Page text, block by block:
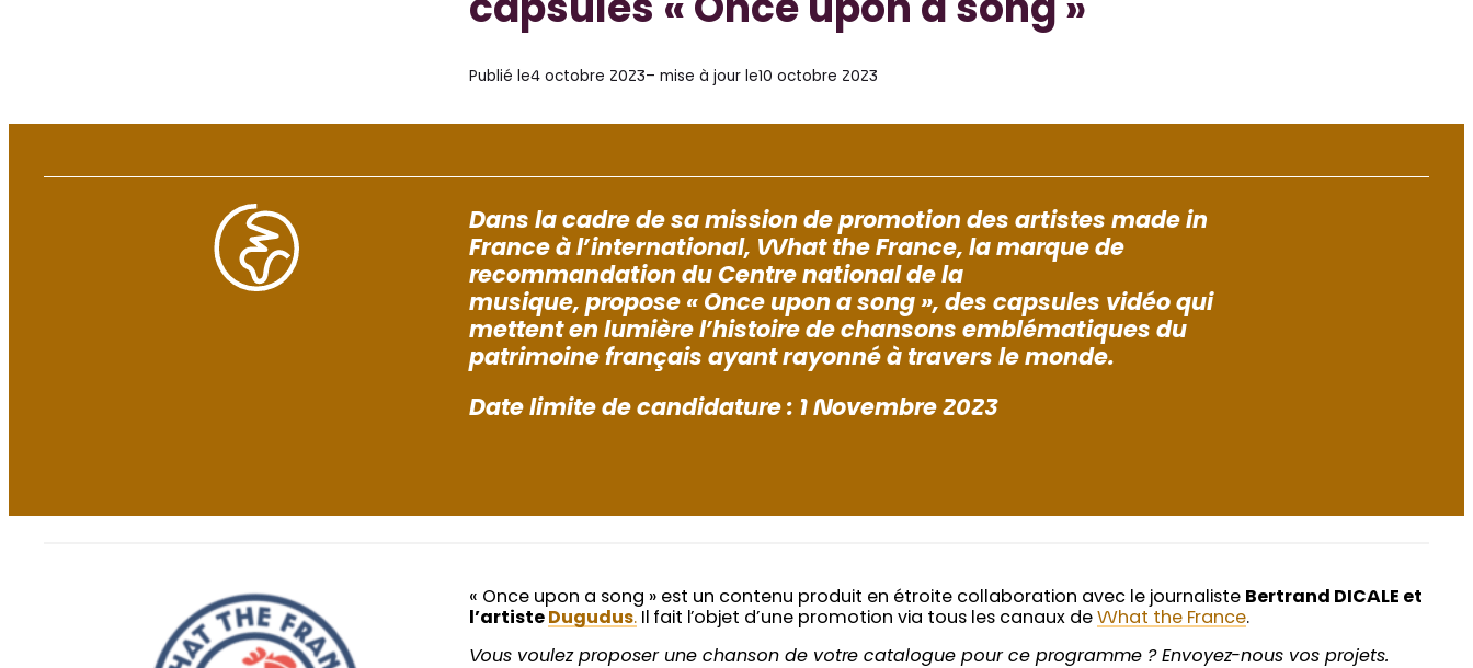
capsules « Once upon a song »
Publié le4 octobre 2023– mise à jour le10 octobre 2023
Dans la cadre de sa mission de promotion des artistes made in
France à l’international, What the France, la marque de
recommandation du Centre national de la
musique, propose « Once upon a song », des capsules vidéo qui
mettent en lumière l’histoire de chansons emblématiques du
patrimoine français ayant rayonné à travers le monde.
Date limite de candidature : 1 Novembre 2023
« Once upon a song » est un contenu produit en étroite collaboration avec le journaliste Bertrand DICALE et
l’artiste Dugudus. Il fait l’objet d’une promotion via tous les canaux deWhat the France.
Vous voulez proposer une chanson de votre catalogue pour ce programme ? Envoyez-nous vos projets.